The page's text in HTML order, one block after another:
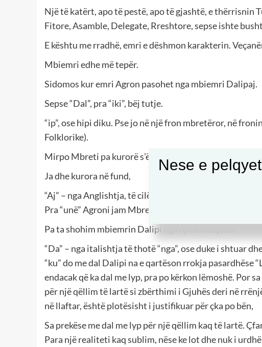
Një të katërt, apo të pestë, apo të gjashtë, e thërrisnin
Fitore, Asamble, Delegate, Rreshtore, sepse ishte
E kështu me rradhë, emri e dëshmon karakterin.
Mbiemri edhe më tepër.
Sidomos kur emri Agron pasohet nga mbiemri Dalipaj.
Sepse “Dal”, pra “iki”, bëj tutje.
“ip”, ose hipi diku. Pse jo në një fron mbretëror, në
Folklorike).
Mirpo Mbreti pa kurorë s’është Mbret, është halabak,
Ja dhe kurora në fund,
“Aj” – nga Anglishtja, të cilën Mbreti në fjalë e bën zap
Pra “unë” Agroni jam Mbreti, etj. etj. dhe s’po zgjatemi
Pa ta shohim mbiemrin Dalipi nga një kënd tjetër:
“Da” – nga italishtja të thotë “nga”, ose duke i shtuar
“ku” do me dal Dalipi na e qartëson rrokja pasardhëse
endacak që ka dal me lyp, pra po kërkon lëmoshë. Por
për një qëllim të lartë si zbërthimi i Gjuhës deri në
në llaftar, është plotësisht i justifikuar për çka po bën,
Sa prekëse me dal me lyp për një qëllim kaq të lartë.
Para një realiteti kaq sublim, nëse ke lot dhe nuk i
Nese e